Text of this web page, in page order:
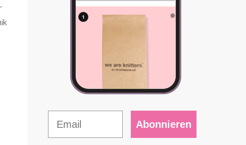
Abonnieren